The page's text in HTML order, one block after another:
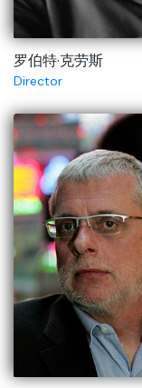
罗伯特·克劳斯
Director